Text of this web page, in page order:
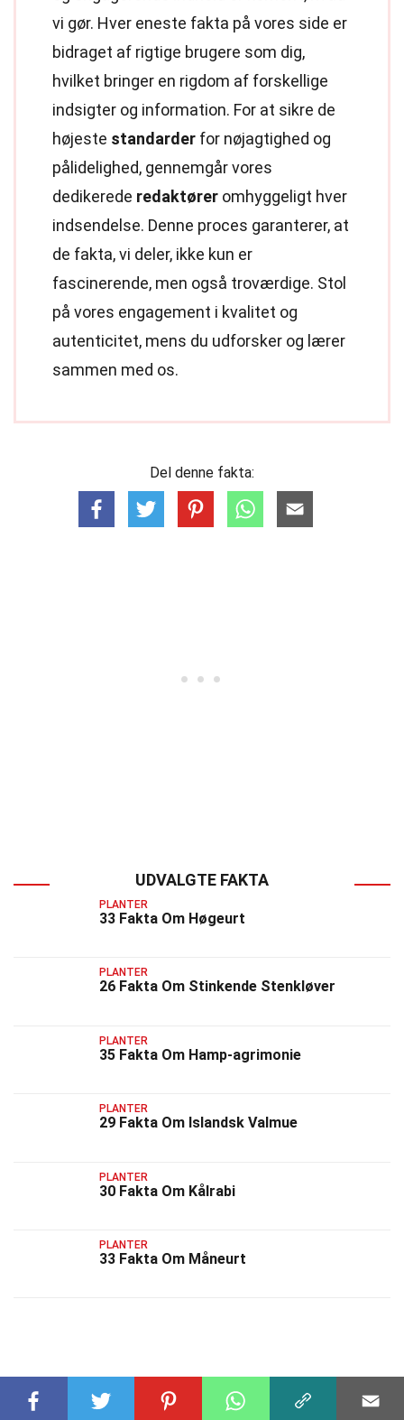
vi gør. Hver eneste fakta på vores side er
bidraget af rigtige brugere som dig,
hvilket bringer en rigdom af forskellige
indsigter og information. For at sikre de
højeste standarder for nøjagtighed og
pålidelighed, gennemgår vores
dedikerede redaktører omhyggeligt hver
indsendelse. Denne proces garanterer, at
de fakta, vi deler, ikke kun er
fascinerende, men også troværdige. Stol
på vores engagement i kvalitet og
autenticitet, mens du udforsker og lærer
sammen med os.
Del denne fakta:
UDVALGTE FAKTA
PLANTER
33 Fakta Om Høgeurt
PLANTER
26 Fakta Om Stinkende Stenkløver
PLANTER
35 Fakta Om Hamp-agrimonie
PLANTER
29 Fakta Om Islandsk Valmue
PLANTER
30 Fakta Om Kålrabi
PLANTER
33 Fakta Om Måneurt
RELATEREDE FAKTA